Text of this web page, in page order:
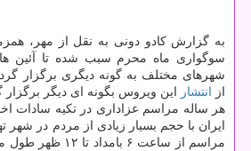
به گزارش کادو دونی به نقل از مهر،
سوگواری ماه محرم سبب شده تا آئین
شهرهای مختلف به گونه دیگری برگزار
از
انتشار
این ویروس بگونه ای دیگر برگزار
هر ساله مراسم عزاداری در تکیه سادات
ایران با حجم بسیار زیادی از مردم در شهر
مراسم از ساعت ۶